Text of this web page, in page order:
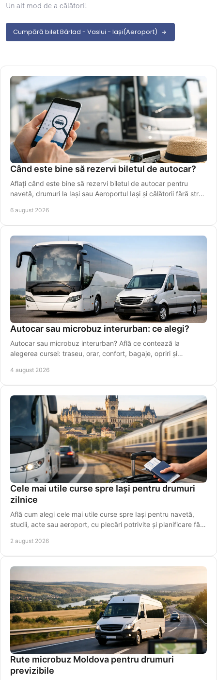
Un alt mod de a călători!
Cumpără bilet Bârlad - Vaslui - Iași(Aeroport)
Când este bine să rezervi biletul de autocar?
Aflați când este bine să rezervi biletul de autocar pentru
navetă, drumuri la Iași sau Aeroportul Iași și călătorii fără stres
6 august 2026
Autocar sau microbuz interurban: ce alegi?
Autocar sau microbuz interurban? Află ce contează la
alegerea cursei: traseu, orar, confort, bagaje, opriri și
4 august 2026
Cele mai utile curse spre Iași pentru drumuri
zilnice
Află cum alegi cele mai utile curse spre Iași pentru navetă,
studii, acte sau aeroport, cu plecări potrivite și planificare fără
2 august 2026
Rute microbuz Moldova pentru drumuri
previzibile